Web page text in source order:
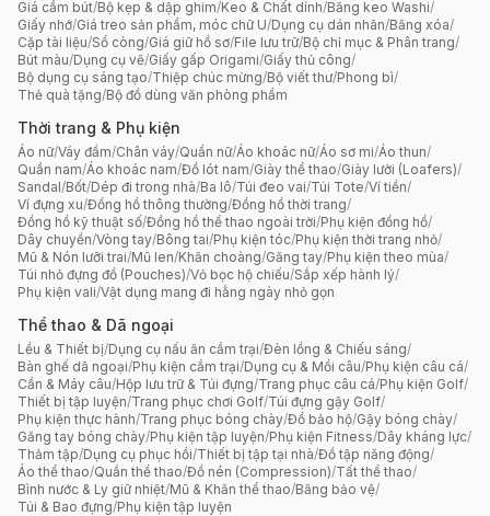
Giá cắm bút/Bộ kẹp & dập ghim/Keo & Chất dính/Băng keo Washi/
Giấy nhớ/Giá treo sản phẩm, móc chữ U/Dụng cụ dán nhãn/Băng xóa/
Cặp tài liệu/Sổ còng/Giá giữ hồ sơ/File lưu trữ/Bộ chỉ mục & Phân trang/
Bút màu/Dụng cụ vẽ/Giấy gấp Origami/Giấy thủ công/
Bộ dụng cụ sáng tạo/Thiệp chúc mừng/Bộ viết thư/Phong bì/
Thẻ quà tặng/Bộ đồ dùng văn phòng phẩm
Thời trang & Phụ kiện
Áo nữ/Váy đầm/Chân váy/Quần nữ/Áo khoác nữ/Áo sơ mi/Áo thun/
Quần nam/Áo khoác nam/Đồ lót nam/Giày thể thao/Giày lười (Loafers)/
Sandal/Bốt/Dép đi trong nhà/Ba lô/Túi đeo vai/Túi Tote/Ví tiền/
Ví đựng xu/Đồng hồ thông thường/Đồng hồ thời trang/
Đồng hồ kỹ thuật số/Đồng hồ thể thao ngoài trời/Phụ kiện đồng hồ/
Dây chuyền/Vòng tay/Bông tai/Phụ kiện tóc/Phụ kiện thời trang nhỏ/
Mũ & Nón lưỡi trai/Mũ len/Khăn choàng/Găng tay/Phụ kiện theo mùa/
Túi nhỏ đựng đồ (Pouches)/Vỏ bọc hộ chiếu/Sắp xếp hành lý/
Phụ kiện vali/Vật dụng mang đi hằng ngày nhỏ gọn
Thể thao & Dã ngoại
Lều & Thiết bị/Dụng cụ nấu ăn cắm trại/Đèn lồng & Chiếu sáng/
Bàn ghế dã ngoại/Phụ kiện cắm trại/Dụng cụ & Mồi câu/Phụ kiện câu cá/
Cần & Máy câu/Hộp lưu trữ & Túi đựng/Trang phục câu cá/Phụ kiện Golf/
Thiết bị tập luyện/Trang phục chơi Golf/Túi đựng gậy Golf/
Phụ kiện thực hành/Trang phục bóng chày/Đồ bảo hộ/Gậy bóng chày/
Găng tay bóng chày/Phụ kiện tập luyện/Phụ kiện Fitness/Dây kháng lực/
Thảm tập/Dụng cụ phục hồi/Thiết bị tập tại nhà/Đồ tập năng động/
Áo thể thao/Quần thể thao/Đồ nén (Compression)/Tất thể thao/
Bình nước & Ly giữ nhiệt/Mũ & Khăn thể thao/Băng bảo vệ/
Túi & Bao đựng/Phụ kiện tập luyện